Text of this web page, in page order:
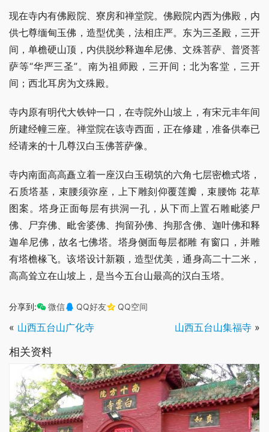
现在寺内有佛殿院、寮房和禅堂院。佛殿院内西为佛殿，内
供七尊缅甸玉佛，造型优美，法相庄严。东为三圣殿，三开
间，单檐硬山顶，内供脱纱释迦牟尼佛、文殊菩萨、普贤菩
萨等“华严三圣”。南为祖师殿，三开间；北为客堂，三开
间；西北耳房为文殊殿。
寺内原有明代大铁钟一口，在寺院外山坡上，有宋元丰年间
所建经幢三座。禅堂院在该寺西面，正在修建，准备供奉已
经请来的十几尊汉白玉佛菩萨像。
寺内南面高高矗立着一座汉白玉砌筑的六角七层密檐式塔，
石质塔基，束腰须弥座，上下雕刻仰覆莲瓣，束腰饰 花草
图案。塔身正面每层有拱洞一孔，从下而上置石雕毗婆尸
佛、尸弃佛、毗舍婆佛、拘留孙佛、拘那含佛、迦叶佛和释
迦牟尼佛，故名七佛塔。塔身侧面每层都雕 有窗口，并雕
有塔檐椽飞。该塔设计新颖，造型优美，通身高二十二米，
高高耸立在山坡上，是当今五台山最高的汉白玉塔。
分享到: 微信 QQ好友 QQ空间
« 山西五台山广化寺 山西五台山集福寺 »
相关资料